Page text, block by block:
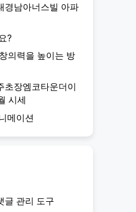
경남아너스빌 아파
?
의력을 높이는 방
초장엠코타운더이
시세
메이션
글 관리 도구